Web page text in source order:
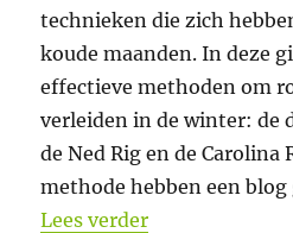
technieken die zich
koude maanden. In deze
effectieve methoden om
verleiden in de winter: de
de Ned Rig en de Carolina
methode hebben een blog
Lees verder“Winter